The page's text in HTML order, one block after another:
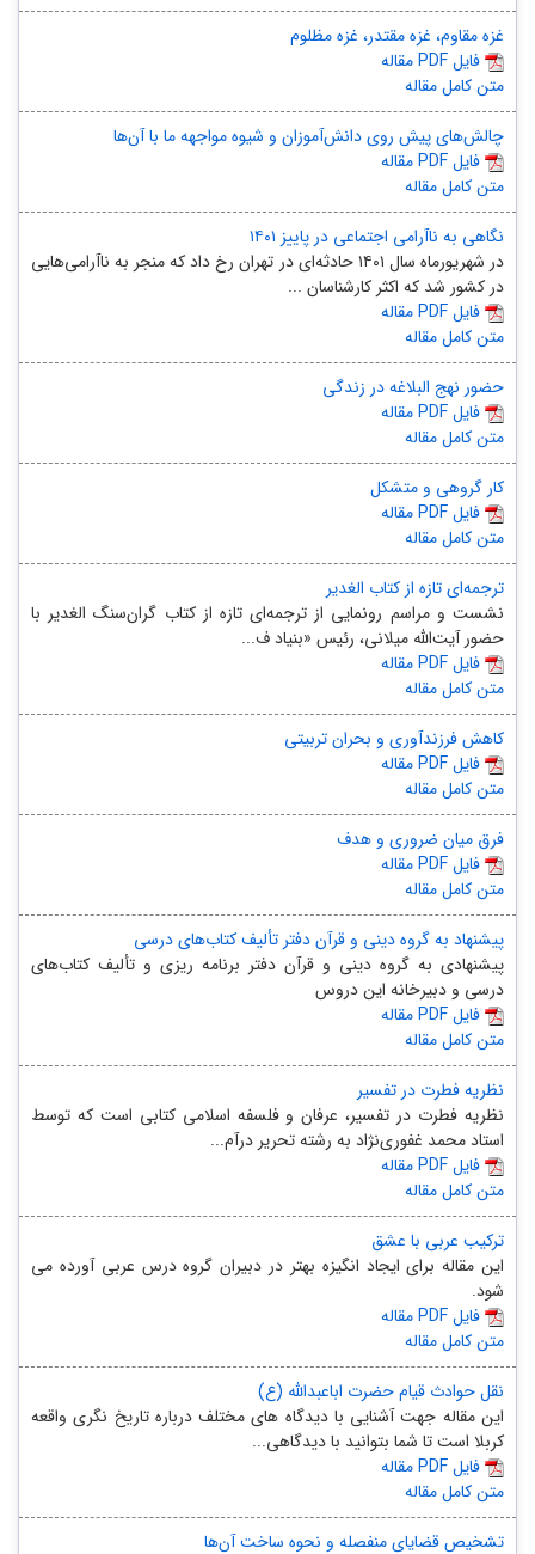
غزه مقاوم، غزه مقتدر، غزه مظلوم
مقاله PDF فایل
متن کامل مقاله
چالش‌های پیش روی دانش‌آموزان و شیوه مواجهه ما با آن‌ها
مقاله PDF فایل
متن کامل مقاله
نگاهی به ناآرامی اجتماعی در پاییز ۱۴۰۱
در شهریورماه سال ۱۴۰۱ حادثه‌ای در تهران رخ داد که منجر به ناآرامی‌هایی
در کشور شد که اکثر کارشناسان ...
مقاله PDF فایل
متن کامل مقاله
حضور نهج البلاغه در زندگی
مقاله PDF فایل
متن کامل مقاله
کار گروهی و متشکل
مقاله PDF فایل
متن کامل مقاله
ترجمه‌ای تازه از کتاب الغدیر
نشست و مراسم رونمایی از ترجمه‌ای تازه از کتاب گران‌سنگ الغدیر با
حضور آیت‌الله میلانی، رئیس «بنیاد ف...
مقاله PDF فایل
متن کامل مقاله
کاهش فرزندآوری و بحران تربیتی
مقاله PDF فایل
متن کامل مقاله
فرق میان ضروری و هدف
مقاله PDF فایل
متن کامل مقاله
پیشنهاد به گروه دینی و قرآن دفتر تألیف کتاب‌های درسی
پیشنهادی به گروه دینی و قرآن دفتر برنامه ریزی و تألیف کتاب‌های
درسی و دبیرخانه این دروس
مقاله PDF فایل
متن کامل مقاله
نظریه فطرت در تفسیر
نظریه فطرت در تفسیر، عرفان و فلسفه اسلامی کتابی است که توسط
استاد محمد غفوری‌نژاد به رشته تحریر درآم...
مقاله PDF فایل
متن کامل مقاله
ترکیب عربی با عشق
این مقاله برای ایجاد انگیزه بهتر در دبیران گروه درس عربی آورده می
شود.
مقاله PDF فایل
متن کامل مقاله
نقل حوادث قیام حضرت اباعبدالله (ع)
این مقاله جهت آشنایی با دیدگاه های مختلف درباره تاریخ نگری واقعه
کربلا است تا شما بتوانید با دیدگاهی...
مقاله PDF فایل
متن کامل مقاله
تشخیص قضایای منفصله و نحوه ساخت آن‌ها